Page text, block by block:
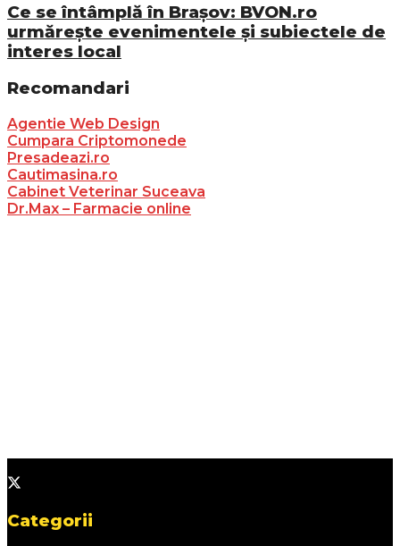
Ce se întâmplă în Brașov: BVON.ro
urmărește evenimentele și subiectele de
interes local
Recomandari
Agentie Web Design
Cumpara Criptomonede
Presadeazi.ro
Cautimasina.ro
Cabinet Veterinar Suceava
Dr.Max – Farmacie online
Categorii